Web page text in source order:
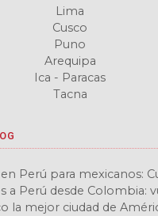
Lima
Cusco
Puno
Arequipa
Ica - Paracas
Tacna
Perú para mexicanos:
y sabores inolvidables
a Perú desde Colombia:
y experiencias únicas
la mejor ciudad de